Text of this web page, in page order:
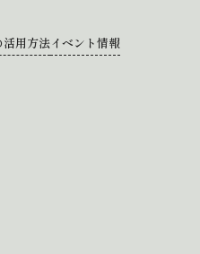
活用方法イベント情報